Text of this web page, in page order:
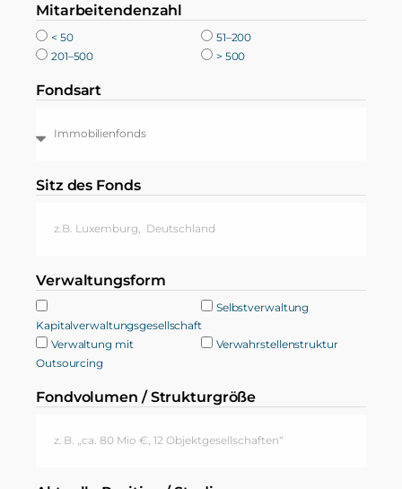
Mitarbeitendenzahl
< 50
51–200
201–500
> 500
Fondsart
Sitz des Fonds
Verwaltungsform
Kapitalverwaltungsgesellschaft
Selbstverwaltung
Verwaltung mit
Outsourcing
Verwahrstellenstruktur
Fondvolumen / Strukturgröße